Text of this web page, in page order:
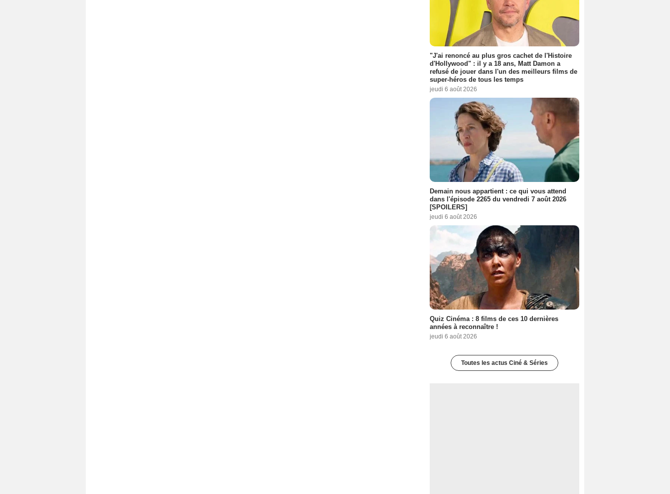
"J'ai renoncé au plus gros cachet de l'Histoire
d'Hollywood" : il y a 18 ans, Matt Damon a
refusé de jouer dans l'un des meilleurs films de
super-héros de tous les temps
jeudi 6 août 2026
Demain nous appartient : ce qui vous attend
dans l'épisode 2265 du vendredi 7 août 2026
[SPOILERS]
jeudi 6 août 2026
Quiz Cinéma : 8 films de ces 10 dernières
années à reconnaître !
jeudi 6 août 2026
Toutes les actus Ciné & Séries